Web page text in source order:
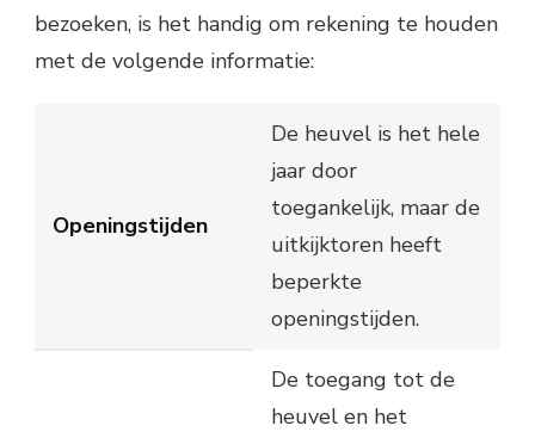
bezoeken, is het handig om rekening te houden
met de volgende informatie:
Openingstijden
De heuvel is het hele
jaar door
toegankelijk, maar de
uitkijktoren heeft
beperkte
openingstijden.
De toegang tot de
heuvel en het